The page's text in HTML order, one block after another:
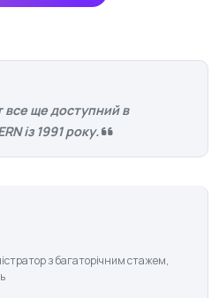
все ще доступний в
із 1991 року.
з багаторічним стажем,